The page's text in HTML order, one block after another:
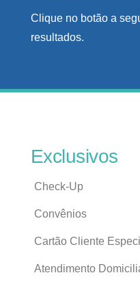
Clique no botão a
resultados.
Exclusivos
Check-Up
Convênios
Cartão Cliente
Atendimento